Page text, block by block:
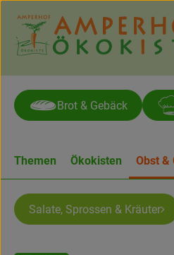
Brot & Gebäck
Themen Ökokisten Obst &
Salate, Sprossen & Kräuter